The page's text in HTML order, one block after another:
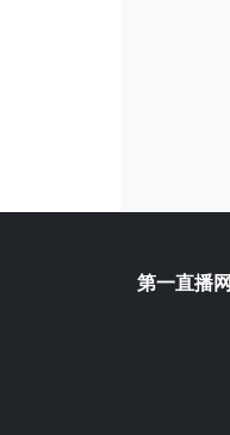
第一直播网